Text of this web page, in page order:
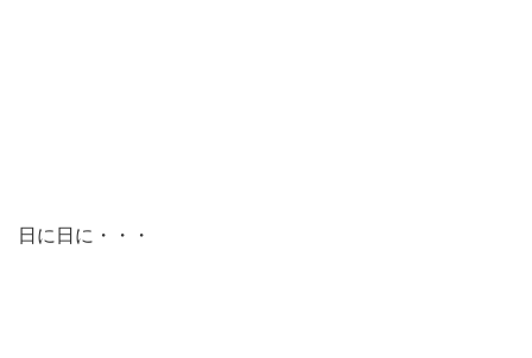
日に日に・・・